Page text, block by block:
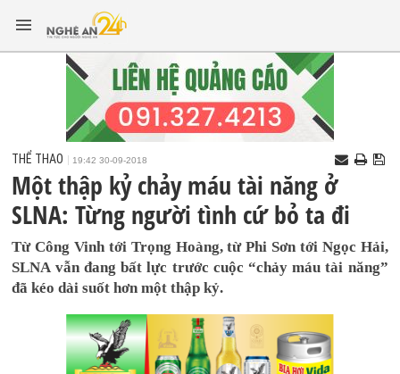
THỂ THAO 19:42 30-09-2018
Một thập kỷ chảy máu tài năng ở
SLNA: Từng người tình cứ bỏ ta đi
Từ Công Vinh tới Trọng Hoàng, từ Phi Sơn tới Ngọc Hải,
SLNA vẫn đang bất lực trước cuộc “chảy máu tài năng”
đã kéo dài suốt hơn một thập kỷ.